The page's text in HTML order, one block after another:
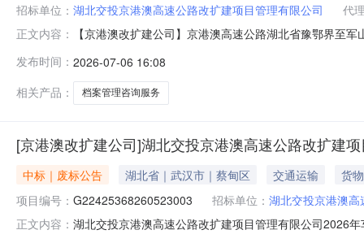
招标单位： 湖北交投京港澳高速公路改扩建项目管理有限公司
代
正文内容：
【京港澳改扩建公司】京港澳高速公路湖北省豫鄂界至
北段工程档案资料的顺利交工并通过专项验收，根据《
程咨询有限公司通过电子采
发布时间： 2026-07-06 16:08
相关产品：
档案管理咨询服务
[京港澳改扩建公司]湖北交投京港澳高速公路改扩建
中标｜废标公告 湖北省｜武汉市｜蔡甸区 交通运输
货物
项目编号： G22425368260523003 招标单位： 湖北交投京港澳
正文内容： 湖北交投京港澳高速公路改扩建项目管理有限公司2026